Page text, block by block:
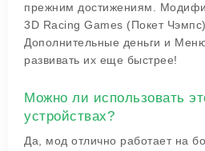
прежним достижениям.
3D Racing Games (Покет
Дополнительные деньги и
развивать их еще быстрее!
Можно ли использовать
устройствах?
Да, мод отлично работает на